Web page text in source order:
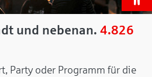
und nebenan. 4.826
Party oder Programm für die